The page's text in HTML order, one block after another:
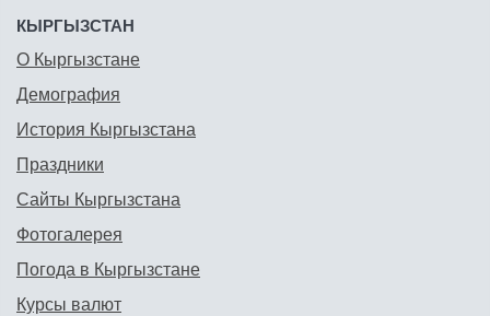
КЫРГЫЗСТАН
О Кыргызстане
Демография
История Кыргызстана
Праздники
Сайты Кыргызстана
Фотогалерея
Погода в Кыргызстане
Курсы валют